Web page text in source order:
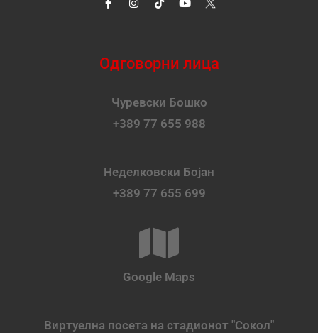
Одговорни лица
Чуревски Бошко
+389 77 655 988
Неделковски Бојан
+389 77 655 699
Google Maps
Виртуелна посета на стадионот "Сокол"